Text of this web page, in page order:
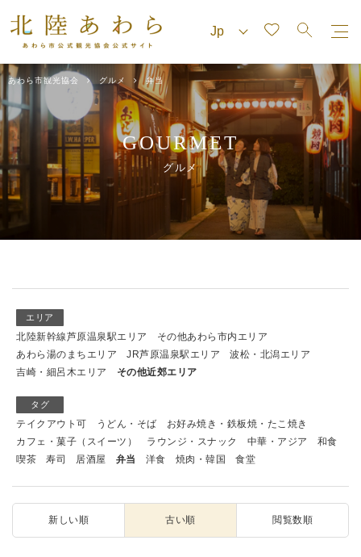
あわら市観光協会 グルメ 弁当
GOURMET
グルメ
エリア
北陸新幹線芦原温泉駅エリア
その他あわら市内エリア
あわら湯のまちエリア
JR芦原温泉駅エリア
波松・北潟エリア
吉崎・細呂木エリア
その他近郊エリア
タグ
テイクアウト可 うどん・そば
お好み焼き・鉄板焼・たこ焼き
カフェ・菓子（スイーツ）
ラウンジ・スナック 中華・アジア
和食
喫茶
寿司 居酒屋 弁当 洋食 焼肉・韓国 食堂
新しい順 古い順 閲覧数順